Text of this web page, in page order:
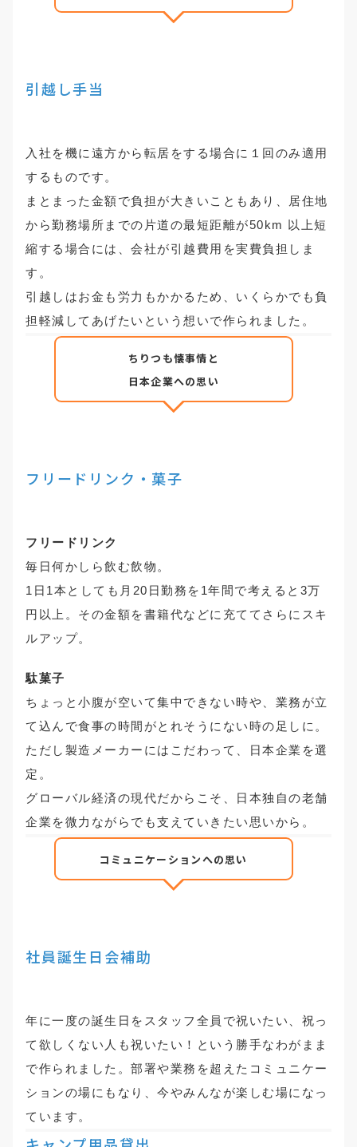
引越し手当
入社を機に遠方から転居をする場合に１回のみ適用
するものです。
まとまった金額で負担が大きいこともあり、居住地
から勤務場所までの片道の最短距離が50km 以上短
縮する場合には、会社が引越費用を実費負担しま
す。
引越しはお金も労力もかかるため、いくらかでも負
担軽減してあげたいという想いで作られました。
ちりつも懐事情と
日本企業への思い
フリードリンク・菓子
フリードリンク
毎日何かしら飲む飲物。
1日1本としても月20日勤務を1年間で考えると3万
円以上。その金額を書籍代などに充ててさらにスキ
ルアップ。
駄菓子
ちょっと小腹が空いて集中できない時や、業務が立
て込んで食事の時間がとれそうにない時の足しに。
ただし製造メーカーにはこだわって、日本企業を選
定。
グローバル経済の現代だからこそ、日本独自の老舗
企業を微力ながらでも支えていきたい思いから。
コミュニケーションへの思い
社員誕生日会補助
年に一度の誕生日をスタッフ全員で祝いたい、祝っ
て欲しくない人も祝いたい！という勝手なわがまま
で作られました。部署や業務を超えたコミュニケー
ションの場にもなり、今やみんなが楽しむ場になっ
ています。